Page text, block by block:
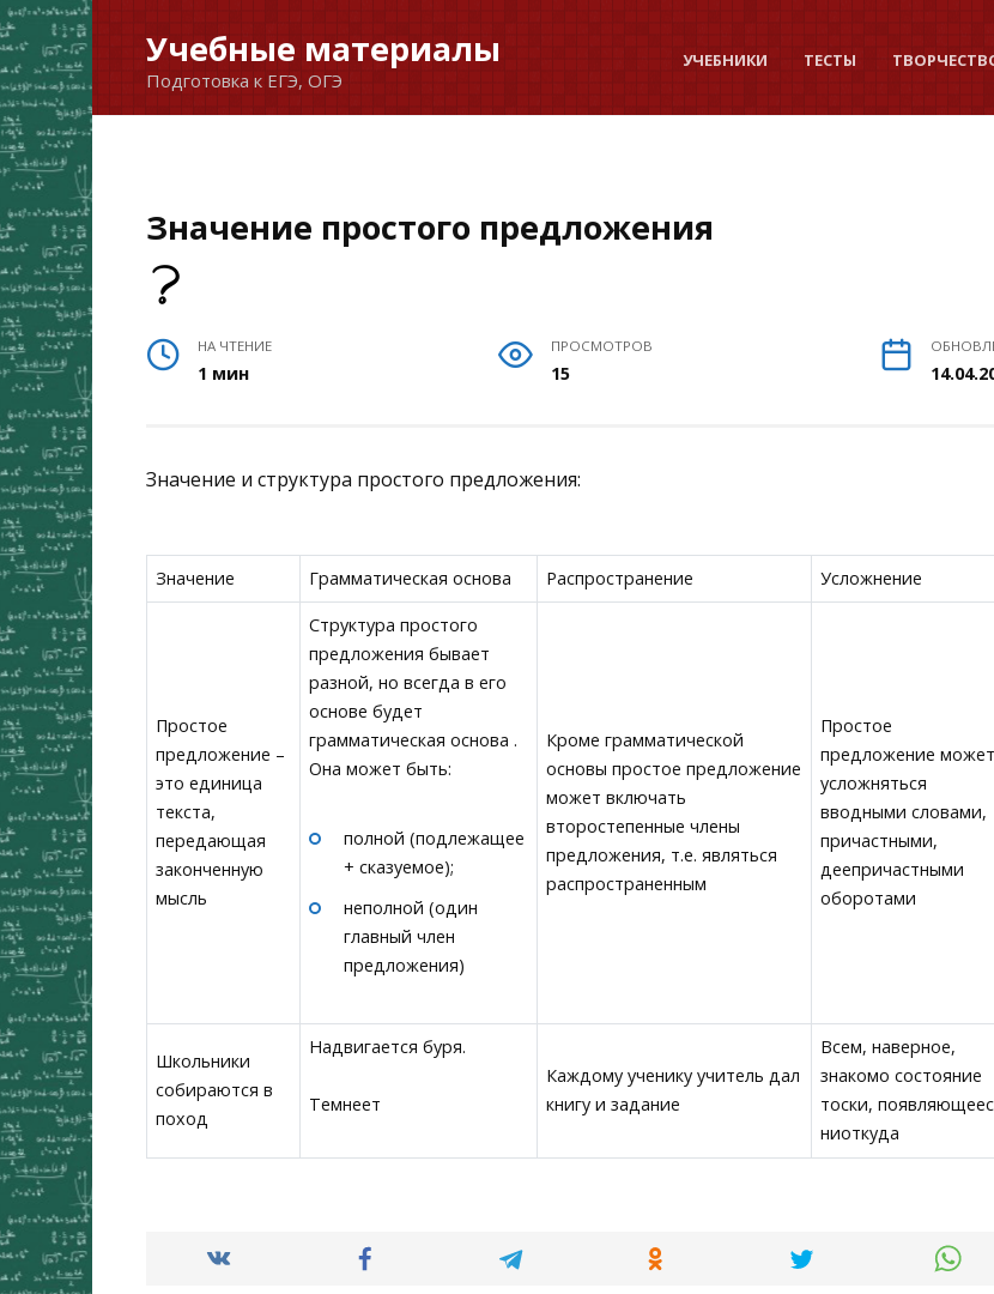
Перейти
к
содержанию
Учебные материалы
Подготовка к ЕГЭ, ОГЭ
УЧЕБНИКИ ТЕСТЫ
Значение простого предложения
НА ЧТЕНИЕ
1 мин
ПРОСМОТРОВ
15
Значение и структура простого предложения:
Значение Грамматическая основа Распространение Усложнение
Простое
предложение –
это единица
текста,
передающая
законченную
мысль
Структура простого
предложения бывает
разной, но всегда в его
основе будет
грамматическая основа .
Она может быть:
полной (подлежащее
+ сказуемое);
неполной (один
главный член
предложения)
Кроме грамматической
основы простое предложение
может включать
второстепенные члены
предложения, т.е. являться
распространенным
Простое
предложение может
усложняться
вводными словами,
причастными,
деепричастными
оборотами
Школьники
собираются в
поход
Надвигается буря.
Темнеет
Каждому ученику учитель дал
книгу и задание
Всем, наверное,
знакомо состояние
тоски,
ниоткуда